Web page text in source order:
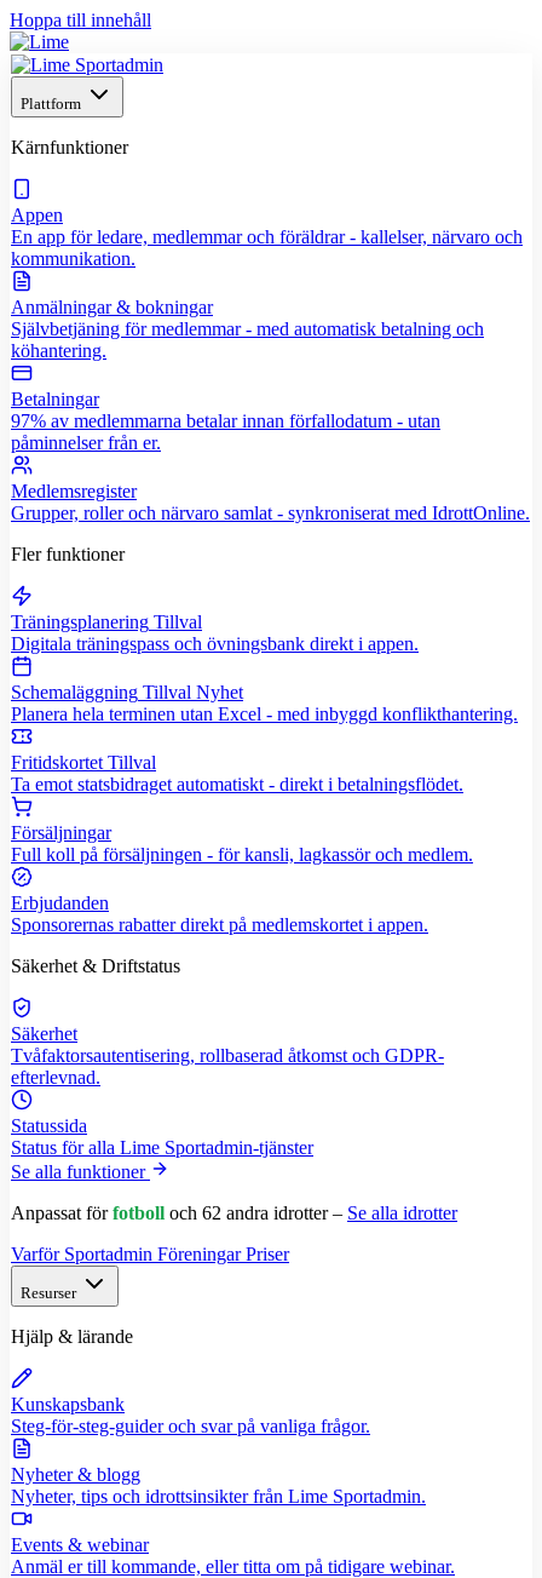
Hoppa till innehåll
Plattform
Kärnfunktioner
Appen
En app för ledare, medlemmar och föräldrar - kallelser, närvaro och
kommunikation.
Anmälningar & bokningar
Självbetjäning för medlemmar - med automatisk betalning och
köhantering.
Betalningar
97% av medlemmarna betalar innan förfallodatum - utan
påminnelser från er.
Medlemsregister
Grupper, roller och närvaro samlat - synkroniserat med IdrottOnline.
Fler funktioner
Träningsplanering Tillval
Digitala träningspass och övningsbank direkt i appen.
Schemaläggning Tillval Nyhet
Planera hela terminen utan Excel - med inbyggd konflikthantering.
Fritidskortet Tillval
Ta emot statsbidraget automatiskt - direkt i betalningsflödet.
Försäljningar
Full koll på försäljningen - för kansli, lagkassör och medlem.
Erbjudanden
Sponsorernas rabatter direkt på medlemskortet i appen.
Säkerhet & Driftstatus
Säkerhet
Tvåfaktorsautentisering, rollbaserad åtkomst och GDPR-
efterlevnad.
Statussida
Status för alla Lime Sportadmin-tjänster
Se alla funktioner
Anpassat förfotboll och 62 andra idrotter – Se alla idrotter
Varför Sportadmin FöreningarPriser
Resurser
Hjälp & lärande
Kunskapsbank
Steg-för-steg-guider och svar på vanliga frågor.
Nyheter & blogg
Nyheter, tips och idrottsinsikter från Lime Sportadmin.
Events & webinar
Anmäl er till kommande, eller titta om på tidigare webinar.